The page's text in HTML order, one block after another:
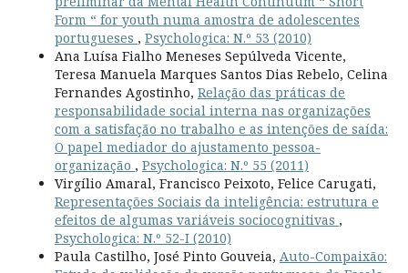
Form “ for youth numa amostra de adolescentes
portugueses , Psychologica: N.º 53 (2010)
Ana Luísa Fialho Meneses Sepúlveda Vicente,
Teresa Manuela Marques Santos Dias Rebelo, Celina
Fernandes Agostinho, Relação das práticas de
responsabilidade social interna nas organizações
com a satisfação no trabalho e as intenções de saída:
O papel mediador do ajustamento pessoa-
organização , Psychologica: N.º 55 (2011)
Virgílio Amaral, Francisco Peixoto, Felice Carugati,
Representações Sociais da inteligência: estrutura e
efeitos de algumas variáveis sociocognitivas ,
Psychologica: N.º 52-I (2010)
Paula Castilho, José Pinto Gouveia, Auto-Compaixão: